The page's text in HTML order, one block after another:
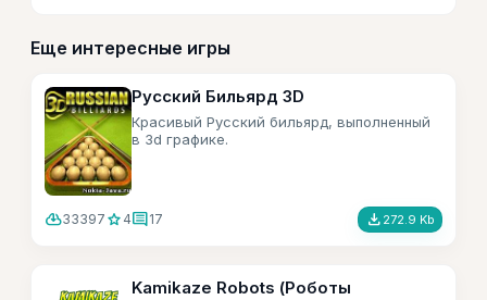
Еще интересные игры
Русский Бильярд 3D
Красивый Русский бильярд, выполненный
в 3d графике.
cloud_download33397 star 4comment17 file_download 272.9 Kb
Kamikaze Robots (Роботы